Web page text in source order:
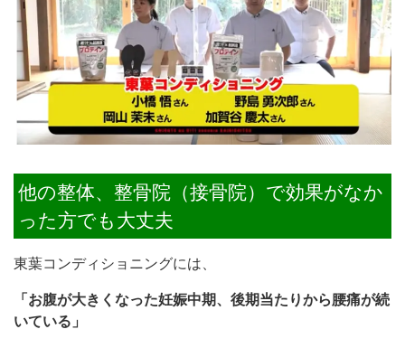
他の整体、整骨院（接骨院）で効果がなか
った方でも大丈夫
東葉コンディショニングには、
「お腹が大きくなった妊娠中期、後期当たりから腰痛が続
いている」